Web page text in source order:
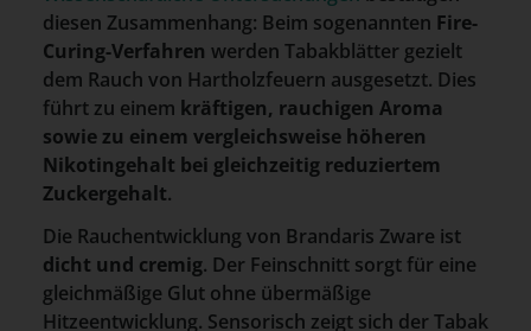
diesen Zusammenhang: Beim sogenannten Fire-
Curing-Verfahren werden Tabakblätter gezielt
dem Rauch von Hartholzfeuern ausgesetzt. Dies
führt zu einem kräftigen, rauchigen Aroma
sowie zu einem vergleichsweise höheren
Nikotingehalt bei gleichzeitig reduziertem
Zuckergehalt.
Die Rauchentwicklung von Brandaris Zware ist
dicht und cremig. Der Feinschnitt sorgt für eine
gleichmäßige Glut ohne übermäßige
Hitzeentwicklung. Sensorisch zeigt sich der Tabak